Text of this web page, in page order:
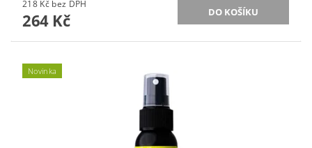
218 Kč bez DPH
264 Kč
Novinka